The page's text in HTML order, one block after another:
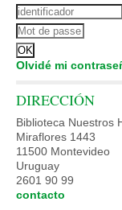
Olvidé mi
DIRECCIÓN
Biblioteca Nuestros
Miraflores 1443
11500 Montevideo
Uruguay
2601 90 99
contacto